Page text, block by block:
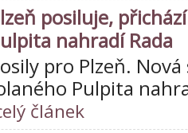
posiluje,
nahradí Rada
pro Plzeň.
Pulpita
článek